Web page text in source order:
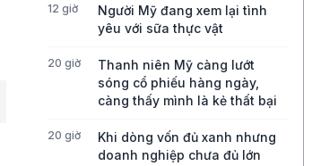
12 giờ
Người Mỹ đang xem lại tình
yêu với sữa thực vật
20 giờ
Thanh niên Mỹ càng lướt
sóng cổ phiếu hàng ngày,
càng thấy mình là kẻ thất bại
20 giờ
Khi dòng vốn đủ xanh nhưng
doanh nghiệp chưa đủ lớn